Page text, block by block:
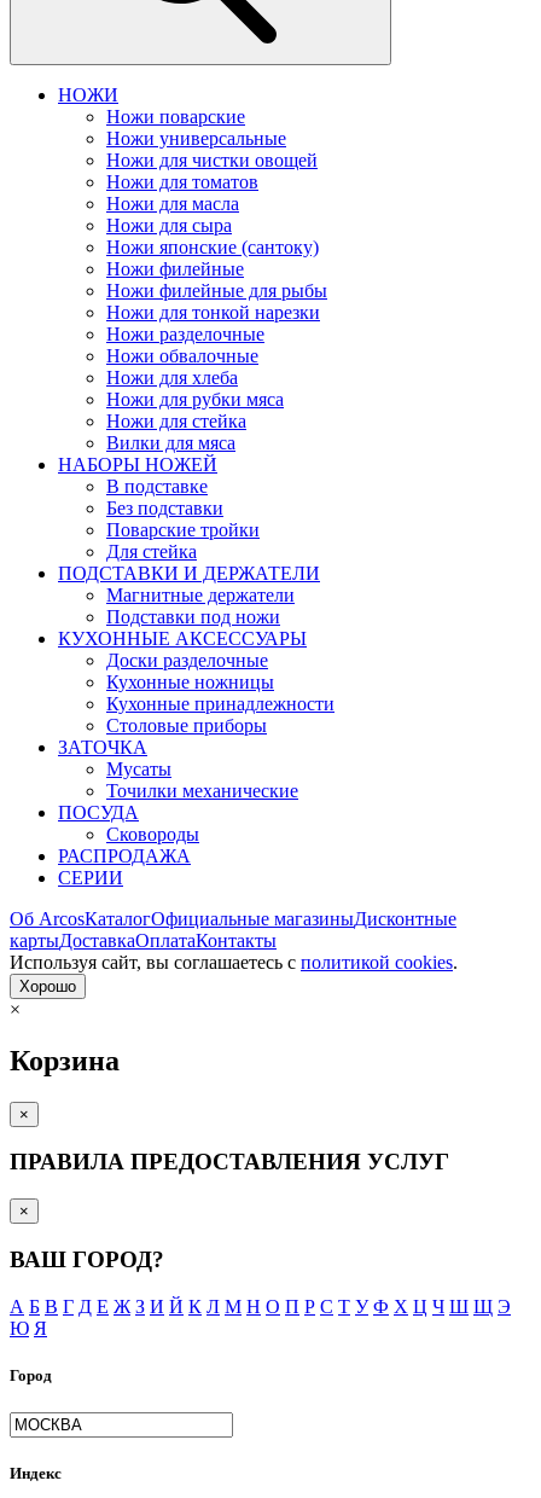
НОЖИ
Ножи поварские
Ножи универсальные
Ножи для чистки овощей
Ножи для томатов
Ножи для масла
Ножи для сыра
Ножи японские (сантоку)
Ножи филейные
Ножи филейные для рыбы
Ножи для тонкой нарезки
Ножи разделочные
Ножи обвалочные
Ножи для хлеба
Ножи для рубки мяса
Ножи для стейка
Вилки для мяса
НАБОРЫ НОЖЕЙ
В подставке
Без подставки
Поварские тройки
Для стейка
ПОДСТАВКИ И ДЕРЖАТЕЛИ
Магнитные держатели
Подставки под ножи
КУХОННЫЕ АКСЕССУАРЫ
Доски разделочные
Кухонные ножницы
Кухонные принадлежности
Столовые приборы
ЗАТОЧКА
Мусаты
Точилки механические
ПОСУДА
Сковороды
РАСПРОДАЖА
СЕРИИ
Об ArcosКаталогОфициальные магазиныДисконтные
картыДоставкаОплатаКонтакты
Используя сайт, вы согла­шаетесь с политикой cookies.
Хорошо
×
Корзина
×
ПРАВИЛА ПРЕДОСТАВЛЕНИЯ УСЛУГ
×
ВАШ ГОРОД?
А Б В Г Д Е Ж З И Й К Л М Н О П Р С Т У Ф Х Ц Ч Ш Щ Э
Ю Я
Город
Индекс